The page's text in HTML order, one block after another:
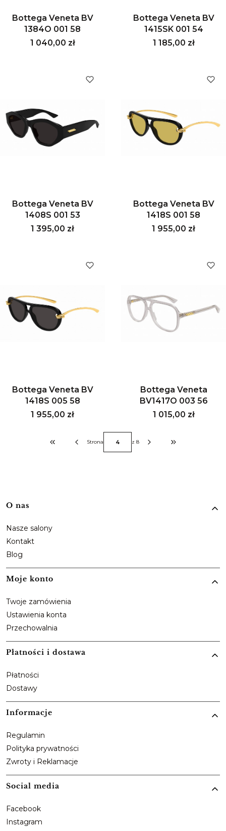
Bottega Veneta BV
1384O 001 58
Cena
1 040,00 zł
Bottega Veneta BV
1415SK 001 54
Cena
1 185,00 zł
Bottega Veneta BV
1408S 001 53
Cena
1 395,00 zł
Bottega Veneta BV
1418S 001 58
Cena
1 955,00 zł
Bottega Veneta BV
1418S 005 58
Cena
1 955,00 zł
Bottega Veneta
BV1417O 003 56
Cena
1 015,00 zł
Wróć do pierwszej strony z produktami
Strona z 8 Przejdź do ostatniej
Linki w stopce
O nas
Nasze salony
Kontakt
Blog
Moje konto
Twoje zamówienia
Ustawienia konta
Przechowalnia
Płatności i dostawa
Płatności
Dostawy
Informacje
Regulamin
Polityka prywatności
Zwroty i Reklamacje
Social media
Facebook
Instagram